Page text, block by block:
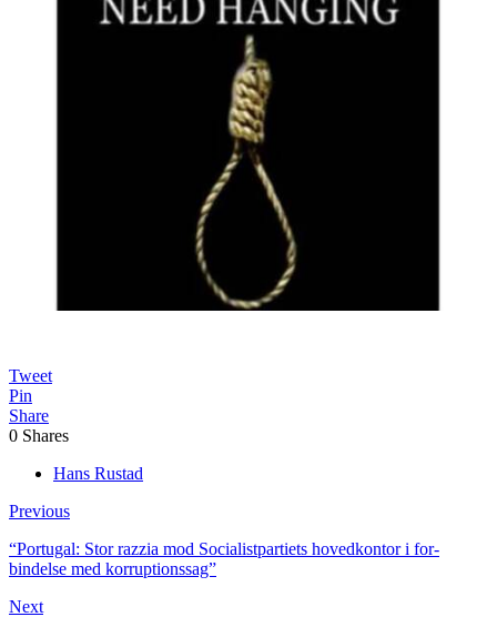
Tweet
Pin
Share
0 Shares
Hans Rustad
Previous
“Portugal: Stor razzia mod Socialist­partiets hoved­kontor i for­
bindelse med korruptionssag”
Next